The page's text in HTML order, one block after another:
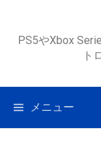
ツ
ス
PS5やXbox
ト
メニュー